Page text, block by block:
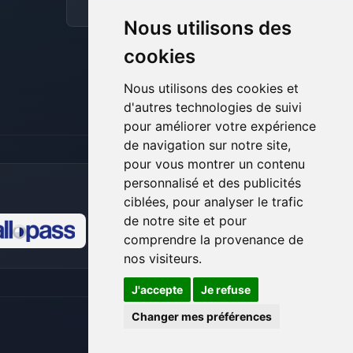
Nous utilisons des
cookies
Nous utilisons des cookies et
d'autres technologies de suivi
pour améliorer votre expérience
de navigation sur notre site,
pour vous montrer un contenu
personnalisé et des publicités
ciblées, pour analyser le trafic
de notre site et pour
comprendre la provenance de
nos visiteurs.
J'accepte
Je refuse
Changer mes préférences
06/08/2026 à 09:25